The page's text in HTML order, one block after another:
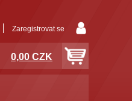
Zaregistrovat se
0,00 CZK